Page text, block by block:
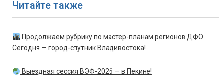
Читайте также
Продолжаем рубрику по мастер-планам регионов ДФО.
Сегодня — город-спутник Владивостока!
Выездная сессия ВЭФ-2026 — в Пекине!